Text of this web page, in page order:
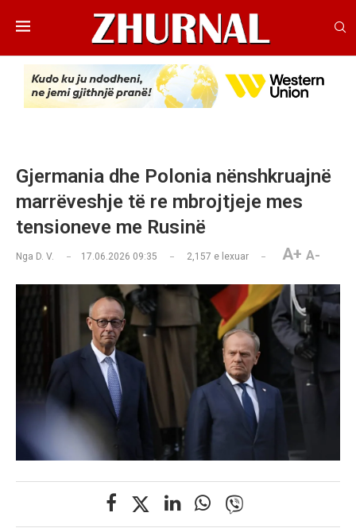
Gjermania dhe Polonia nënshkruajnë
marrëveshje të re mbrojtjeje mes
tensioneve me Rusinë
Nga D. V. 17.06.2026 09:35 2,157 e lexuar A+ A-